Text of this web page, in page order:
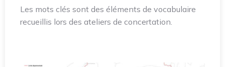
Les mots clés sont des éléments de vocabulaire
recueillis lors des ateliers de concertation.